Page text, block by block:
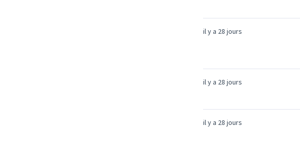
il y a 28 jours
il y a 28 jours
il y a 28 jours